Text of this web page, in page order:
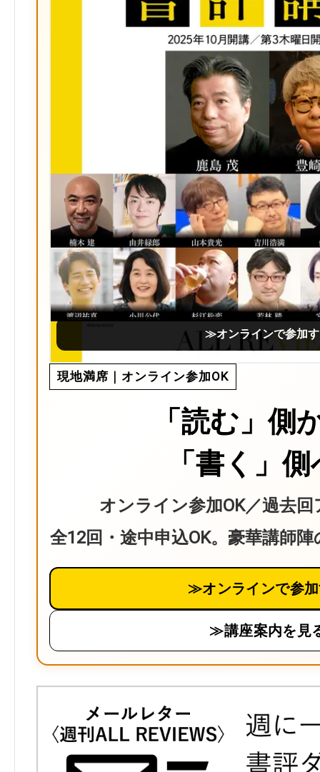
≫オンラインで参加
現地満席｜オンライン参加OK
「読む」側
「書く」
オンライン参加OK／過去
全12回・途中申込OK。豪華講師
≫オンラインで参
≫講座案内を見